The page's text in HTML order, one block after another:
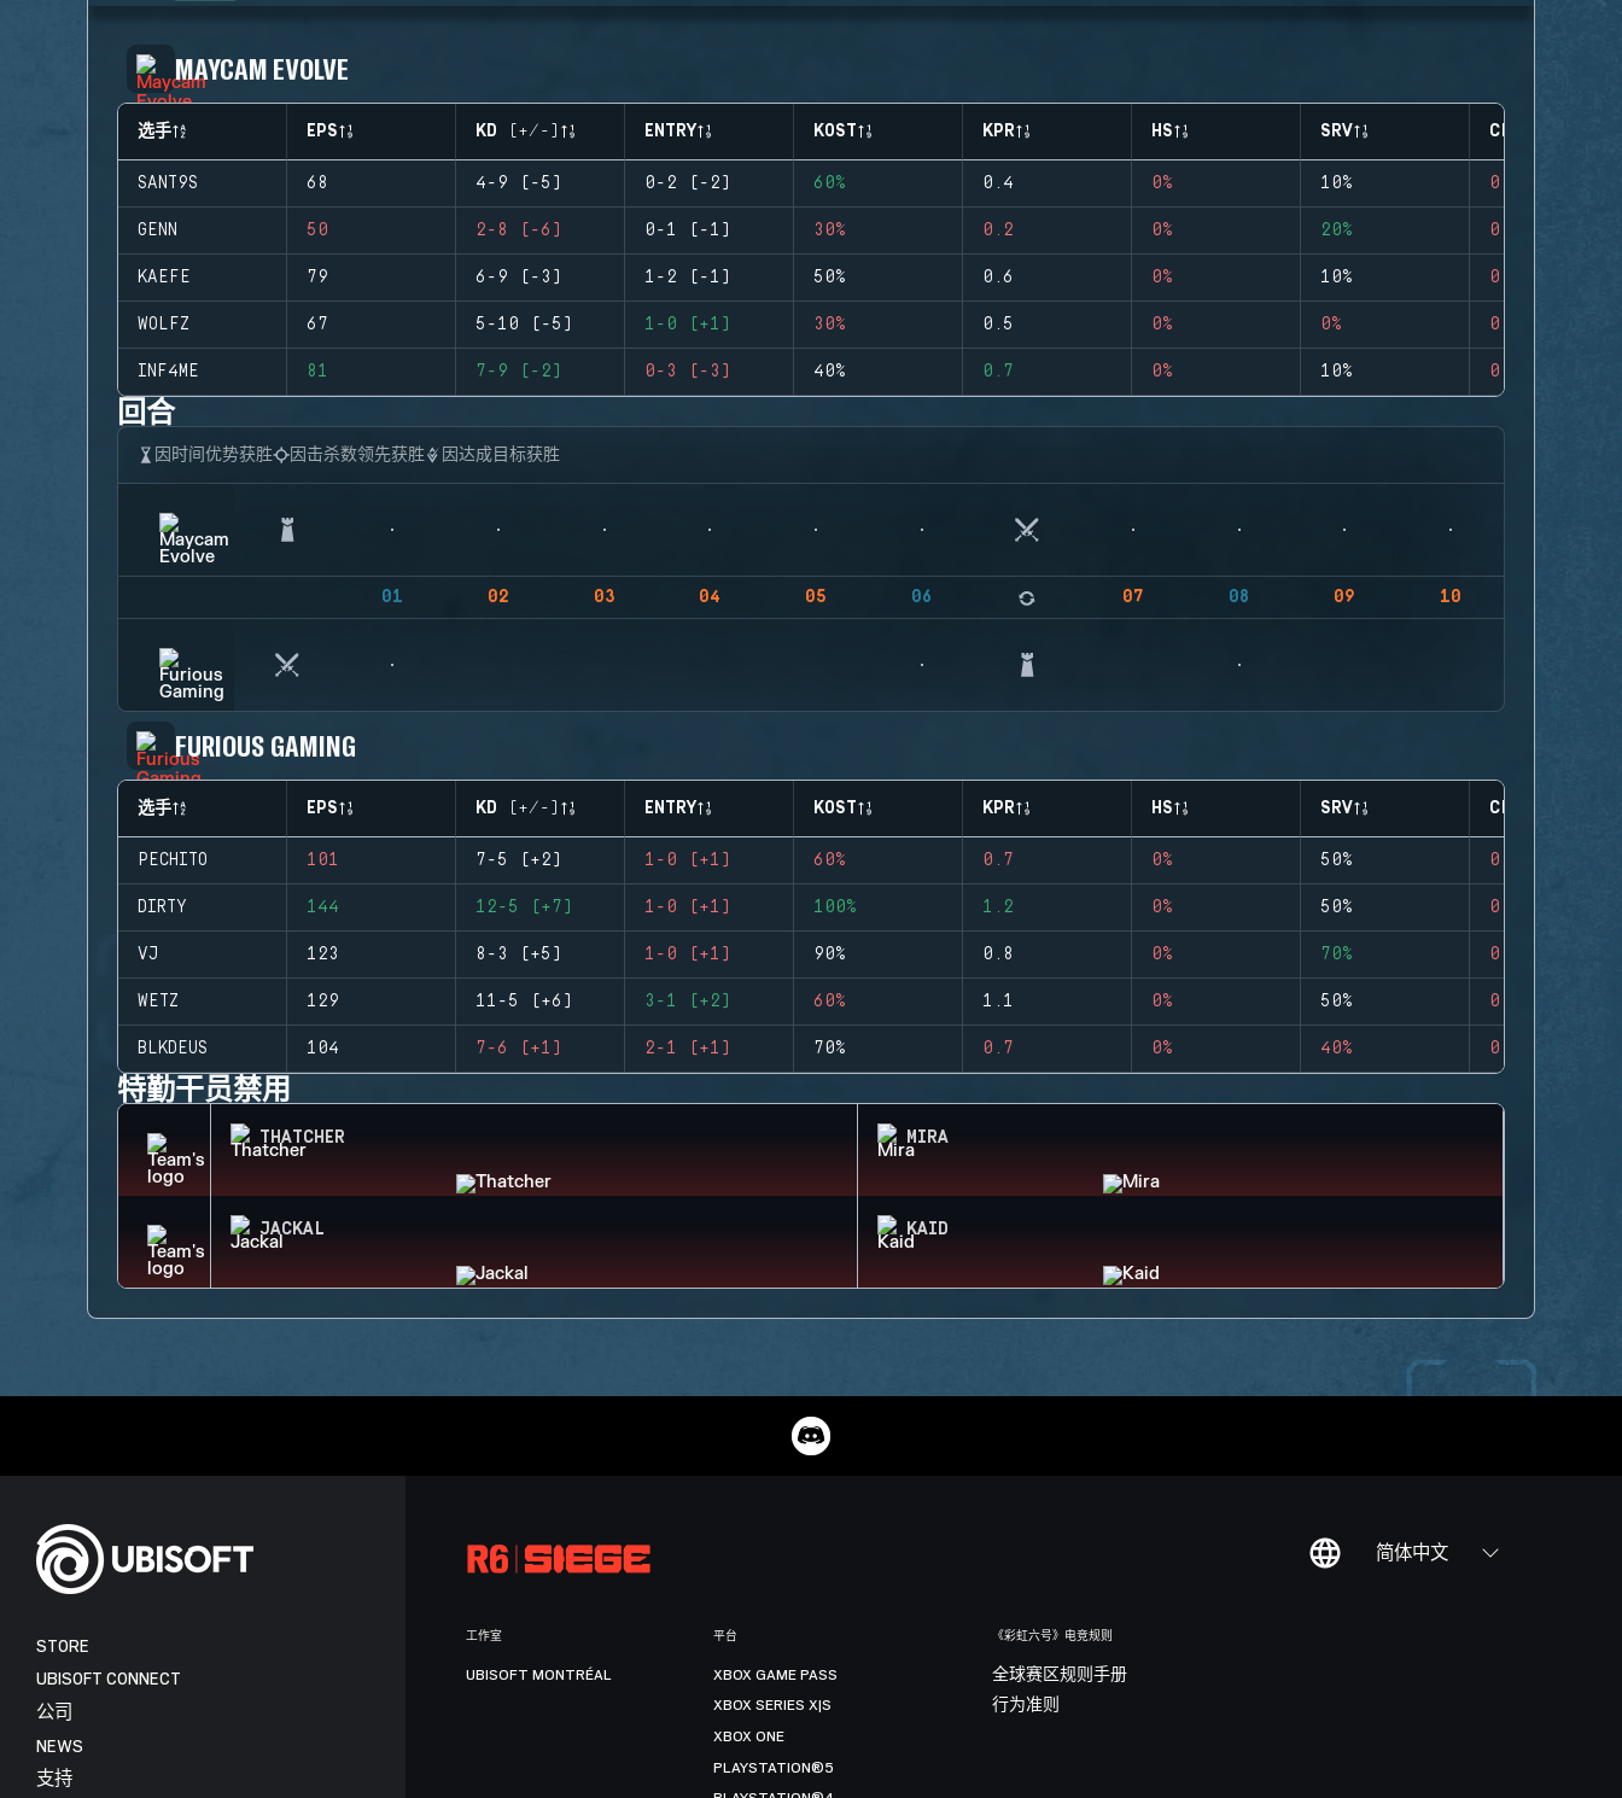
MAYCAM EVOLVE
选手 EPS KD (+/-) ENTRY KOST KPR HS SRV CLUTCHES
SANT9S 68 4-9 (-5) 0-2 (-2) 60% 0.4 0% 10% 0
GENN 50 2-8 (-6) 0-1 (-1) 30% 0.2 0% 20% 0
KAEFE 79 6-9 (-3) 1-2 (-1) 50% 0.6 0% 10% 0
WOLFZ 67 5-10 (-5) 1-0 (+1) 30% 0.5 0% 0% 0
INF4ME 81 7-9 (-2) 0-3 (-3) 40% 0.7 0% 10% 0
回合
因时间优势获胜 因击杀数领先获胜 因达成目标获胜
01 02 03 04 05 06 07 08 09 10
FURIOUS GAMING
选手 EPS KD (+/-) ENTRY KOST KPR HS SRV CLUTCHES
PECHITO 101 7-5 (+2) 1-0 (+1) 60% 0.7 0% 50% 0
DIRTY 144 12-5 (+7) 1-0 (+1) 100% 1.2 0% 50% 0
VJ 123 8-3 (+5) 1-0 (+1) 90% 0.8 0% 70% 0
WETZ 129 11-5 (+6) 3-1 (+2) 60% 1.1 0% 50% 0
BLKDEUS 104 7-6 (+1) 2-1 (+1) 70% 0.7 0% 40% 0
特勤干员禁用
THATCHER MIRA
JACKAL KAID
简体中文
STORE
UBISOFT CONNECT
公司
NEWS
支持
工作室
UBISOFT MONTRÉAL
平台
XBOX GAME PASS
XBOX SERIES X|S
XBOX ONE
PLAYSTATION®5
《彩虹六号》电竞规则
全球赛区规则手册
行为准则